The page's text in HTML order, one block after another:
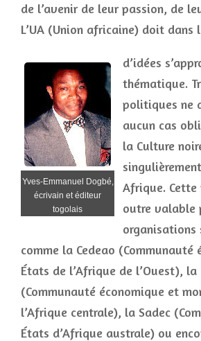
de l’avenir de leur passion, de
L’UA (Union africaine) doit dans
Yves-Emmanuel Dogbé,
écrivain et éditeur
togolais
d’idées
thématique.
politiques ne
aucun cas
la Culture
Afrique. Cette
outre valable
organisations
comme la Cedeao (Communauté
États de l’Afrique de l’Ouest), la
(Communauté économique et
l’Afrique centrale), la Sadec
États d’Afrique australe) ou